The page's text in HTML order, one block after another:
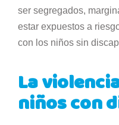
ser segregados,
estar expuestos a
con los niños sin
La
niños con